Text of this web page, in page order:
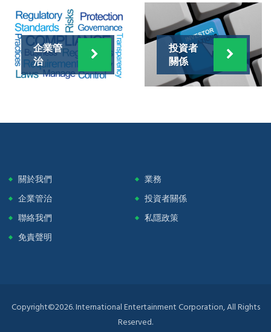
企業管
治
投資者
關係
關於我們
業務
企業管治
投資者關係
聯絡我們
私隱政策
免責聲明
Copyright©2026. International Entertainment Corporation, All Rights
Reserved.